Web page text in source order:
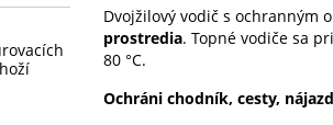
Dvojžilový vodič s ochranným
prostredia. Topné vodiče sa
80 °C.
Ochráni chodník, cesty,